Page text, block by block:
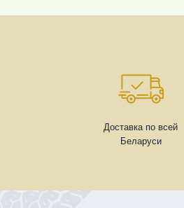
Доставка по всей
Беларуси